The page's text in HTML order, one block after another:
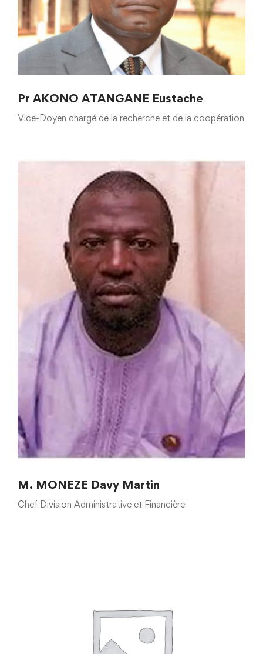
Pr AKONO ATANGANE Eustache
Vice-Doyen chargé de la recherche et de la coopération
M. MONEZE Davy Martin
Chef Division Administrative et Financière